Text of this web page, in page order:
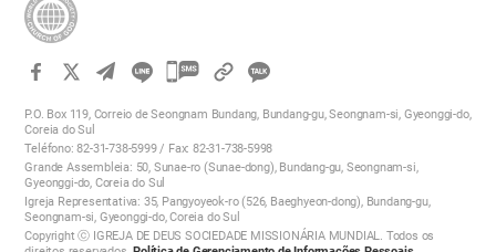
카
오
톡
공
유
하
P.O. Box 119, Correio de Seongnam Bundang, Bundang-gu, Seongnam-si, Gyeonggi-do,
Coreia do Sul
Teléfono: 82-31-738-5999 / Fax: 82-31-738-5998
Grande Assembleia: 50, Sunae-ro (Sunae-dong), Bundang-gu, Seongnam-si,
Gyeonggi-do, Coreia do Sul
Igreja Representativa: 35, Pangyoyeok-ro (526, Baeghyeon-dong), Bundang-gu,
Seongnam-si, Gyeonggi-do, Coreia do Sul
Copyright ⓒ IGREJA DE DEUS SOCIEDADE MISSIONÁRIA MUNDIAL. Todos os